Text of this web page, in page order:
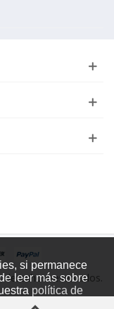
si permanece
leer más sobre
política de
reservados.